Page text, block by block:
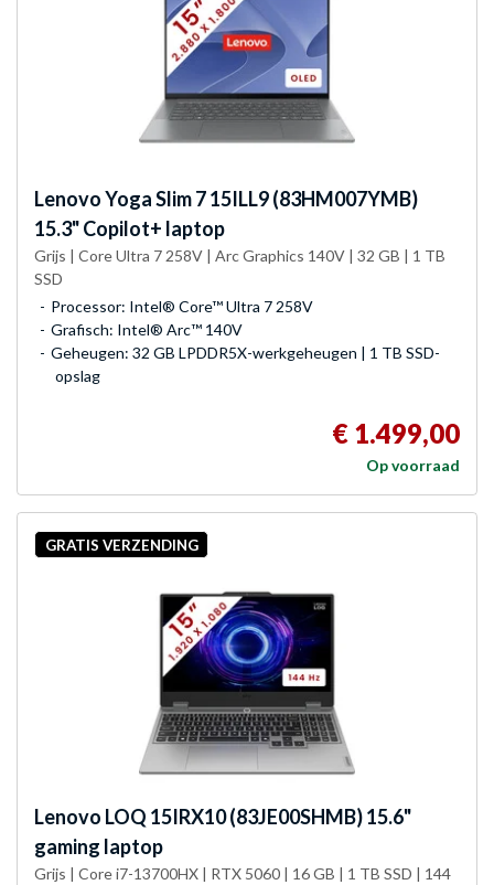
LenovoYoga Slim 7 15ILL9 (83HM007YMB)
15.3" Copilot+ laptop
Grijs | Core Ultra 7 258V | Arc Graphics 140V | 32 GB | 1 TB
SSD
Processor: Intel® Core™ Ultra 7 258V
Grafisch: Intel® Arc™ 140V
Geheugen: 32 GB LPDDR5X-werkgeheugen | 1 TB SSD-
opslag
€ 1.499,00
Op voorraad
GRATIS VERZENDING
Lenovo LOQ 15IRX10 (83JE00SHMB) 15.6"
gaming laptop
Grijs | Core i7-13700HX | RTX 5060 | 16 GB | 1 TB SSD | 144